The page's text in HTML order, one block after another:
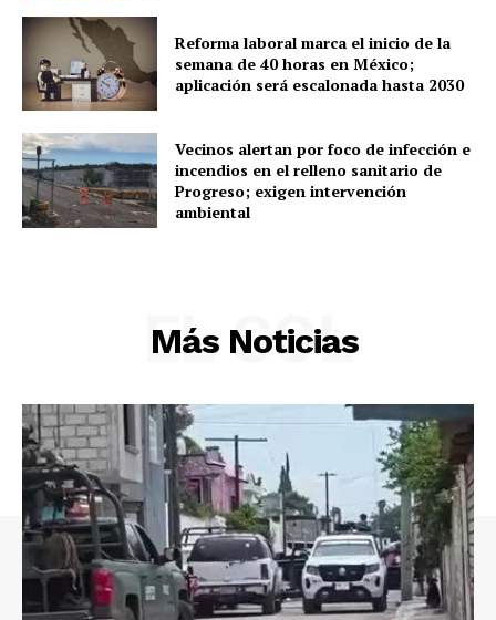
Deportes
Política
Municipios
Reforma laboral marca el inicio de la
semana de 40 horas en México;
aplicación será escalonada hasta 2030
Vecinos alertan por foco de infección e
incendios en el relleno sanitario de
Progreso; exigen intervención
ambiental
Más Noticias
EL SOL